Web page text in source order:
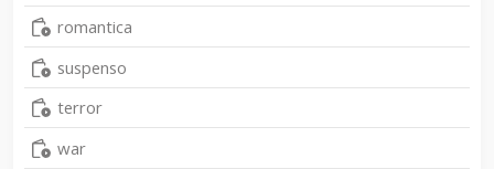
romantica
suspenso
terror
war